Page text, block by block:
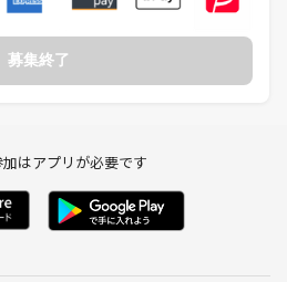
募集終了
はアプリが必要です